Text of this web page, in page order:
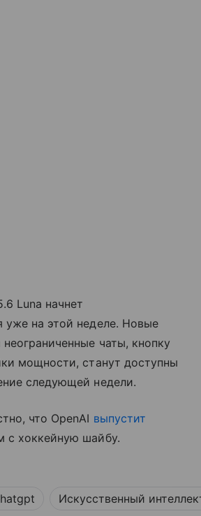
Luna начнет
уже на этой неделе. Новые
чаты, кнопку
мощности, станут доступны
следующей недели.
что OpenAI выпустит
с хоккейную шайбу.
Искусственный